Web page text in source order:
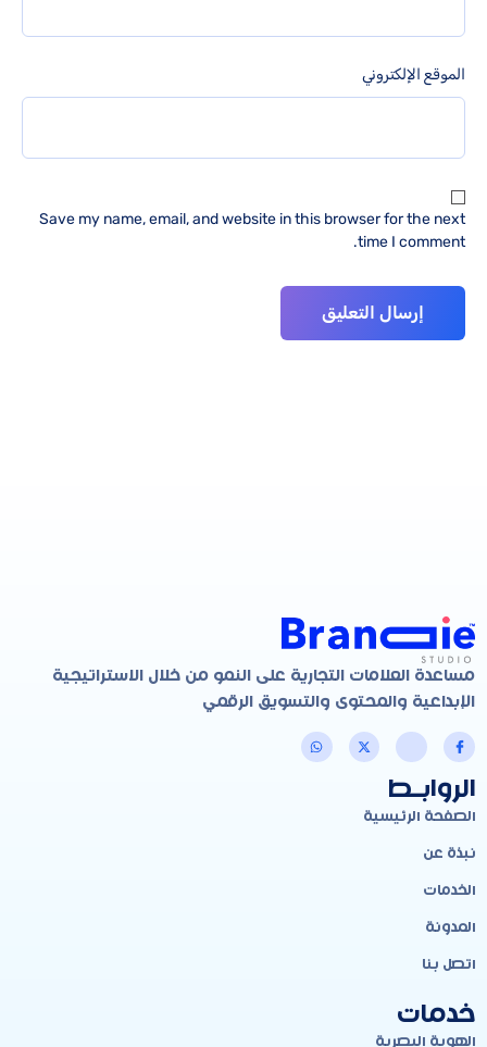
الموقع الإلكتروني
Save my name, email, and website in this browser for the next
time I comment.
مساعدة العلامات التجارية على النمو من خلال الاستراتيجية
الإبداعية والمحتوى والتسويق الرقمي
الروابـط
الصفحة الرئيسية
نبذة عن
الخدمات
المدونة
اتصل بنا
خدمات
الهوية البصرية